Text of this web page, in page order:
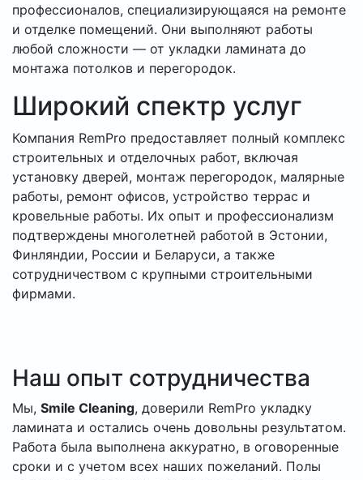
профессионалов, специализирующаяся на ремонте
и отделке помещений. Они выполняют работы
любой сложности — от укладки ламината до
монтажа потолков и перегородок.
Широкий спектр услуг
Компания RemPro предоставляет полный комплекс
строительных и отделочных работ, включая
установку дверей, монтаж перегородок, малярные
работы, ремонт офисов, устройство террас и
кровельные работы. Их опыт и профессионализм
подтверждены многолетней работой в Эстонии,
Финляндии, России и Беларуси, а также
сотрудничеством с крупными строительными
фирмами.
Наш опыт сотрудничества
Мы, Smile Cleaning, доверили RemPro укладку
ламината и остались очень довольны результатом.
Работа была выполнена аккуратно, в оговоренные
сроки и с учетом всех наших пожеланий. Полы